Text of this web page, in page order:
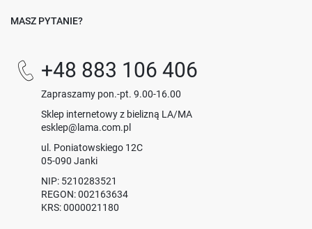
MASZ PYTANIE?
+48 883 106 406
Zapraszamy pon.-pt. 9.00-16.00
Sklep internetowy z bielizną LA/MA
esklep@lama.com.pl
ul. Poniatowskiego 12C
05-090 Janki
NIP: 5210283521
REGON: 002163634
KRS: 0000021180